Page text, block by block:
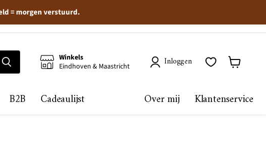
= morgen verstuurd.
Winkels
Eindhoven & Maastricht
Inloggen
B2B Cadeaulijst Over mij Klantenservice